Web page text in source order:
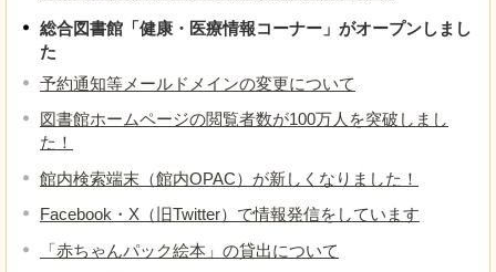
総合図書館「健康・医療情報コーナー」がオープンしまし
た
予約通知等メールドメインの変更について
図書館ホームページの閲覧者数が100万人を突破しまし
た！
館内検索端末（館内OPAC）が新しくなりました！
Facebook・X（旧Twitter）で情報発信をしています
「赤ちゃんパック絵本」の貸出について